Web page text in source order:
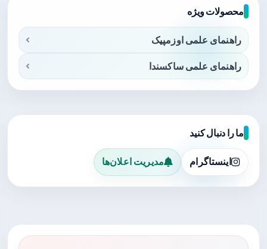
محصولات ویژه
راهنمای علمی اوزمپیک
راهنمای علمی ساکسندا
ما را دنبال کنید
اینستاگرام مدیریت اعلان‌ها